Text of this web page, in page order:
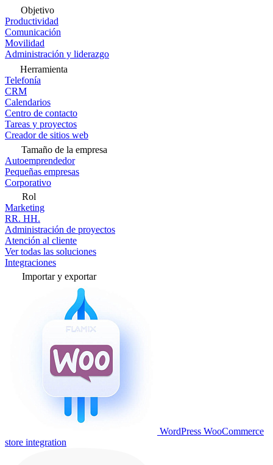
Objetivo
Productividad
Comunicación
Movilidad
Administración y liderazgo
Herramienta
Telefonía
CRM
Calendarios
Centro de contacto
Tareas y proyectos
Creador de sitios web
Tamaño de la empresa
Autoemprendedor
Pequeñas empresas
Corporativo
Rol
Marketing
RR. HH.
Administración de proyectos
Atención al cliente
Ver todas las soluciones
Integraciones
Importar y exportar
WordPress WooCommerce
store integration